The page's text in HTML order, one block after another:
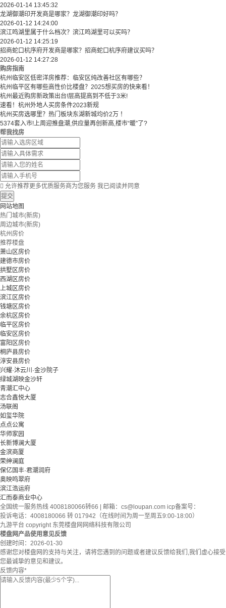
2026-01-14 13:45:32
龙湖御潮印开发商是哪家？龙湖御潮印好吗？
2026-01-12 14:24:00
滨江鸣湖里属于什么档次？滨江鸣湖里可以买吗？
2026-01-12 14:25:19
招商蛇口杭序府开发商是哪家？招商蛇口杭序府建议买吗？
2026-01-12 14:27:28
购房指南
杭州临安区低密洋房推荐：临安区纯改善社区有哪些？
​​杭州临平区有哪些高性价比楼盘？2025想买房的快来看！​
杭州最近购房新政策出台!层高提高到不低于3米!
速看！杭州外地人买房条件2023新规
杭州买房选哪里？热门板块东湖新城均价2万 ！
5374套入市!上周迎推盘潮,供应量再创新高,楼市“暖”了?
帮我找房
 允许推荐更多优质服务商为您服务 我已阅读并同意
提交
网站地图
热门城市(新房)
周边城市(新房)
杭州房价
推荐楼盘
萧山区房价
建德市房价
拱墅区房价
西湖区房价
上城区房价
滨江区房价
钱塘区房价
余杭区房价
临平区房价
临安区房价
富阳区房价
桐庐县房价
淳安县房价
兴耀·沐云川·金沙院子
绿城湖映金沙轩
青潮汇中心
志合鑫悦大厦
汤联阁
如玺华院
点点公寓
华师家园
长新博澜大厦
金滨商厦
荣绅澜庭
保亿国丰·君潮润府
奥映鸣翠府
滨江浩运府
汇而泰商业中心
全国统一服务热线 4008180066转66 | 邮箱： cs@loupan.com icp备案号：
投诉电话：4008180066 转 017942（在线时间为周一至周五9:00-18:00）
九游平台 copyright 东莞楼盘网网络科技有限公司
楼盘网产品使用意见反馈
创建时间： 2026-01-30
感谢您对楼盘网的支持与关注，请将您遇到的问题或者建议反馈给我们,我们虚心接受
您最诚挚的意见和建议。
反馈内容*